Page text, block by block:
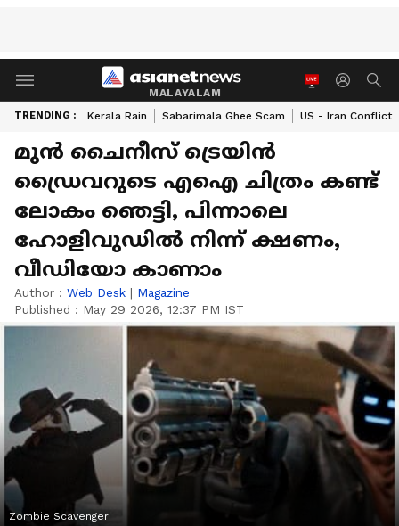
MALAYALAM
TRENDING : Kerala Rain Sabarimala Ghee Scam US - Iran Conflict
മുൻ ചൈനീസ് ട്രെയിൻ
ഡ്രൈവറുടെ എഐ ചിത്രം കണ്ട്
ലോകം ഞെട്ടി, പിന്നാലെ
ഹോളിവുഡിൽ നിന്ന് ക്ഷണം,
വീഡിയോ കാണാം
Author : Web Desk | Magazine
Published : May 29 2026, 12:37 PM IST
Zombie Scavenger